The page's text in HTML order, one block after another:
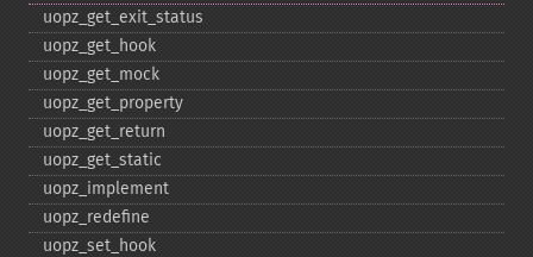
uopz_​get_​exit_​status
uopz_​get_​hook
uopz_​get_​mock
uopz_​get_​property
uopz_​get_​return
uopz_​get_​static
uopz_​implement
uopz_​redefine
uopz_​set_​hook